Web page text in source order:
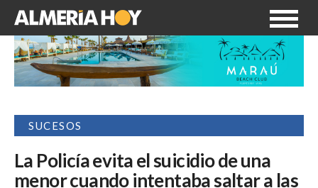
SUCESOS
La Policía evita el suicidio de una
menor cuando intentaba saltar a las